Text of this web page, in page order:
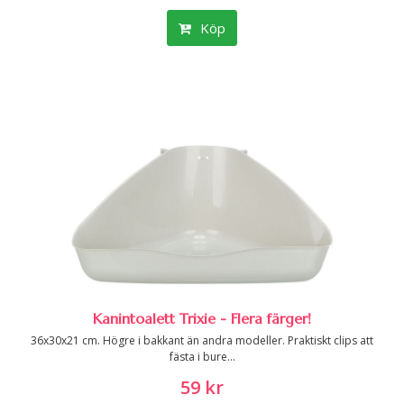
Köp
Kanintoalett Trixie - Flera färger!
36x30x21 cm. Högre i bakkant än andra modeller. Praktiskt clips att
fästa i bure...
59 kr